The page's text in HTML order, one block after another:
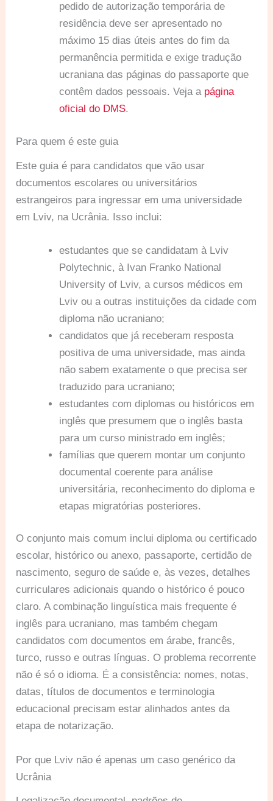
pedido de autorização temporária de
residência deve ser apresentado no
máximo 15 dias úteis antes do fim da
permanência permitida e exige tradução
ucraniana das páginas do passaporte que
contêm dados pessoais. Veja a página
oficial do DMS.
Para quem é este guia
Este guia é para candidatos que vão usar
documentos escolares ou universitários
estrangeiros para ingressar em uma universidade
em Lviv, na Ucrânia. Isso inclui:
estudantes que se candidatam à Lviv
Polytechnic, à Ivan Franko National
University of Lviv, a cursos médicos em
Lviv ou a outras instituições da cidade com
diploma não ucraniano;
candidatos que já receberam resposta
positiva de uma universidade, mas ainda
não sabem exatamente o que precisa ser
traduzido para ucraniano;
estudantes com diplomas ou históricos em
inglês que presumem que o inglês basta
para um curso ministrado em inglês;
famílias que querem montar um conjunto
documental coerente para análise
universitária, reconhecimento do diploma e
etapas migratórias posteriores.
O conjunto mais comum inclui diploma ou certificado
escolar, histórico ou anexo, passaporte, certidão de
nascimento, seguro de saúde e, às vezes, detalhes
curriculares adicionais quando o histórico é pouco
claro. A combinação linguística mais frequente é
inglês para ucraniano, mas também chegam
candidatos com documentos em árabe, francês,
turco, russo e outras línguas. O problema recorrente
não é só o idioma. É a consistência: nomes, notas,
datas, títulos de documentos e terminologia
educacional precisam estar alinhados antes da
etapa de notarização.
Por que Lviv não é apenas um caso genérico da
Ucrânia